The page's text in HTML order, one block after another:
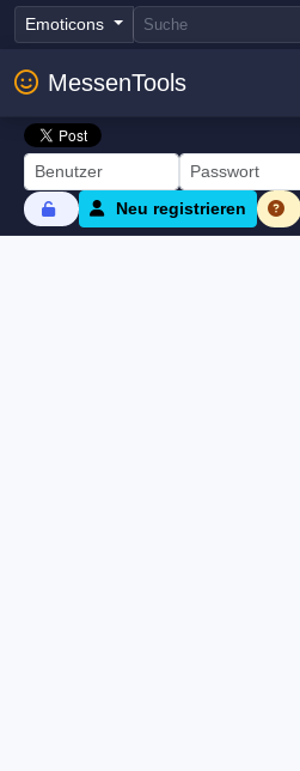
Emoticons
MessenTools
Neu registrieren